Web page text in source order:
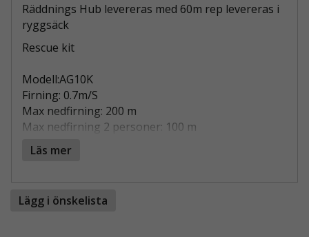
Räddnings Hub levereras med 60m rep levereras i
ryggsäck
Rescue kit
Modell:AG10K
Firning: 0.7m/S
Max nedfirning: 200 m
Max nedfirning 2 personer: 100 m
Max vikt 2 personer: 225 kg
Vikt 1,4 kg utan rep
Läs mer
Lägg i önskelista